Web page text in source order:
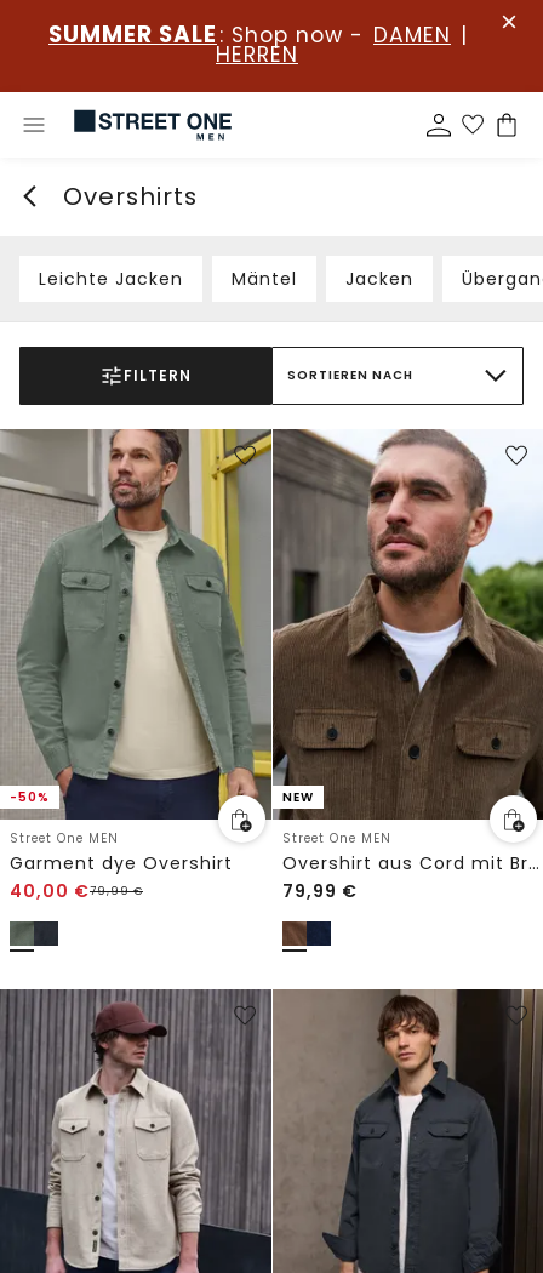
SUMMER SALE : Shop now - DAMEN |
HERREN
Overshirts
Leichte Jacken Mäntel Jacken
FILTERN SORTIEREN NACH
-50%
Street One MEN
Garment dye Overshirt
40,00 €79,99€
NEW
Street One MEN
Overshirt aus Cord mit Brusttaschen
79,99 €